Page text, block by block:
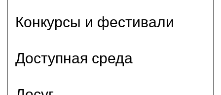
Конкурсы и фестивали
Доступная среда